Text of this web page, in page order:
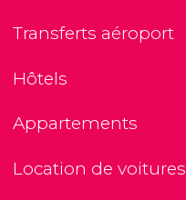
Transferts aéroport
Hôtels
Appartements
Location de voitures